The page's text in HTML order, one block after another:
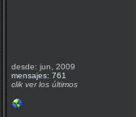
desde: jun, 2009
mensajes: 761
clik ver los últimos